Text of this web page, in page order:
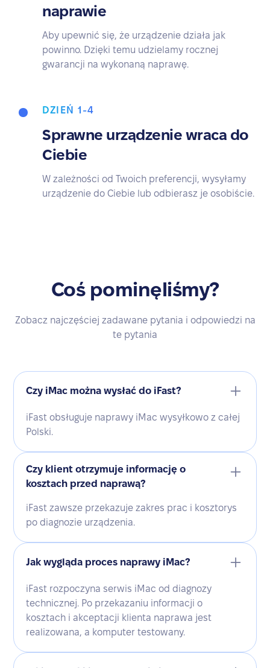
naprawie
Aby upewnić się, że urządzenie działa jak
powinno. Dzięki temu udzielamy rocznej
gwarancji na wykonaną naprawę.
DZIEŃ 1-4
Sprawne urządzenie wraca do
Ciebie
W zależności od Twoich preferencji, wysyłamy
urządzenie do Ciebie lub odbierasz je osobiście.
Coś pominęliśmy?
Zobacz najczęściej zadawane pytania i odpowiedzi na
te pytania
Czy iMac można wysłać do iFast?
iFast obsługuje naprawy iMac wysyłkowo z całej
Polski.
Czy klient otrzymuje informację o
kosztach przed naprawą?
iFast zawsze przekazuje zakres prac i kosztorys
po diagnozie urządzenia.
Jak wygląda proces naprawy iMac?
iFast rozpoczyna serwis iMac od diagnozy
technicznej. Po przekazaniu informacji o
kosztach i akceptacji klienta naprawa jest
realizowana, a komputer testowany.